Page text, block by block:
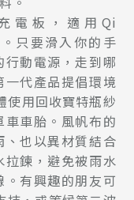
電板，適用Qi
只要滑入你的手
動電源，走到哪
代產品提倡環境
使用回收寶特瓶紗
車胎。風帆布的
也以異材質結合
鍊，避免被雨水
有興趣的朋友可